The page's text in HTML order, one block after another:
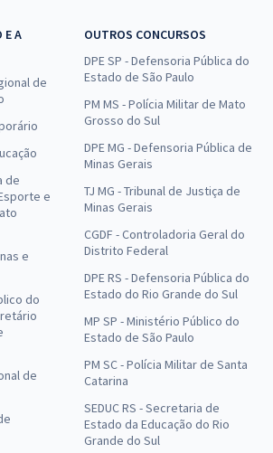
E A
de
de
e
e
do
de
OUTROS CONCURSOS
DPE SP - Defensoria Pública do
Estado de São Paulo
PM MS - Polícia Militar de Mato
Grosso do Sul
DPE MG - Defensoria Pública de
Minas Gerais
TJ MG - Tribunal de Justiça de
Minas Gerais
CGDF - Controladoria Geral do
Distrito Federal
DPE RS - Defensoria Pública do
Estado do Rio Grande do Sul
MP SP - Ministério Público do
Estado de São Paulo
PM SC - Polícia Militar de Santa
Catarina
SEDUC RS - Secretaria de
Estado da Educação do Rio
Grande do Sul